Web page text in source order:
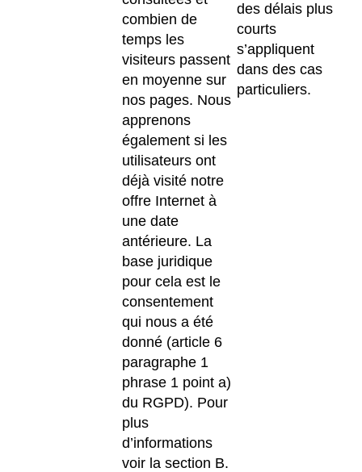
combien de
temps les
visiteurs passent
en moyenne sur
nos pages. Nous
apprenons
également si les
utilisateurs ont
déjà visité notre
offre Internet à
une date
antérieure. La
base juridique
pour cela est le
consentement
qui nous a été
donné (article 6
paragraphe 1
phrase 1 point a)
du RGPD). Pour
plus
d’informations
voir la section B.
des délais plus
courts
s’appliquent
dans des cas
particuliers.